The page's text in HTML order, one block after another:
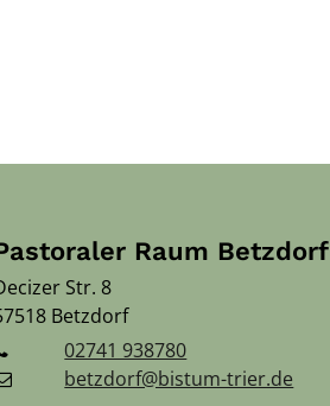
Raum Betzdorf
Str. 8
Betzdorf
02741 938780
betzdorf@bistum-trier.de